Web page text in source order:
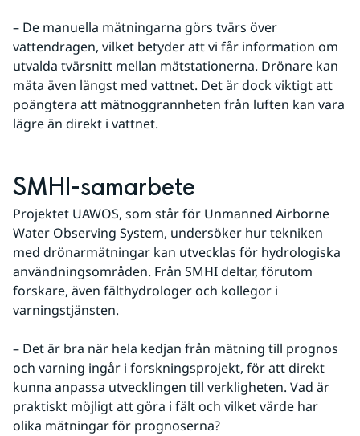
– De manuella mätningarna görs tvärs över
vattendragen, vilket betyder att vi får information om
utvalda tvärsnitt mellan mätstationerna. Drönare kan
mäta även längst med vattnet. Det är dock viktigt att
poängtera att mätnoggrannheten från luften kan vara
lägre än direkt i vattnet.
SMHI-samarbete
Projektet UAWOS, som står för Unmanned Airborne
Water Observing System, undersöker hur tekniken
med drönarmätningar kan utvecklas för hydrologiska
användningsområden. Från SMHI deltar, förutom
forskare, även fälthydrologer och kollegor i
varningstjänsten.
– Det är bra när hela kedjan från mätning till prognos
och varning ingår i forskningsprojekt, för att direkt
kunna anpassa utvecklingen till verkligheten. Vad är
praktiskt möjligt att göra i fält och vilket värde har
olika mätningar för prognoserna?